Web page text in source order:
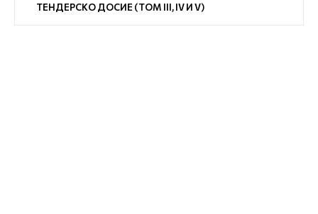
ТЕНДЕРСКО ДОСИЕ (ТОМ III, IV И V)